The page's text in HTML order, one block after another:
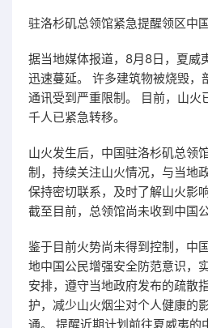
驻洛杉矶总领馆紧急提醒领区中
据当地媒体报道，8月8日，夏威
迅速蔓延。 许多建筑物被烧毁，
通讯受到严重限制。 目前，山火
千人已紧急转移。
山火发生后，中国驻洛杉矶总领
制，持续关注山火情况，与当地
保持密切联系，及时了解山火影
截至目前，总领馆尚未收到中国
鉴于目前火势尚未得到控制，中
地中国公民增强安全防范意识，
安排，遵守当地政府发布的疏散
护，减少山火烟尘对个人健康的
通。 提醒近期计划前往夏威夷的